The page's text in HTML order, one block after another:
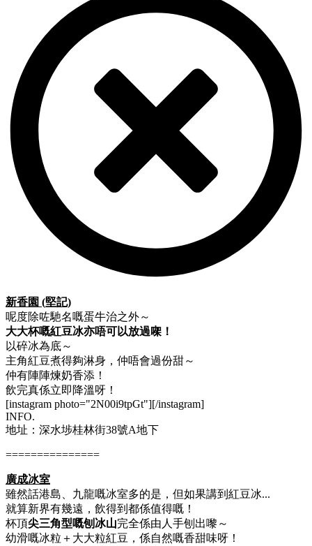
新香園 (堅記)
呢度除咗馳名嘅蛋牛治之外～
大大杯嘅紅豆冰亦唔可以放過㗎！
以碎冰為底～
主角紅豆煮得夠淋身，仲唔會過份甜～
仲有陣陣煉奶香添！
飲完真係立即降溫呀！
[instagram photo="2N00i9tpGt"][/instagram]
INFO.
地址：深水埗桂林街38號A地下
===============
廣成冰室
雖然話港島、九龍嘅冰室多的是，但如果講到紅豆冰...
就算新界有幾遠，飲得到都係值得嘅！
杯頂尖三角型嘅刨冰山完全係由人手刨出嚟～
幼滑嘅冰粒＋大大粒紅豆，係自然嘅香甜味呀！